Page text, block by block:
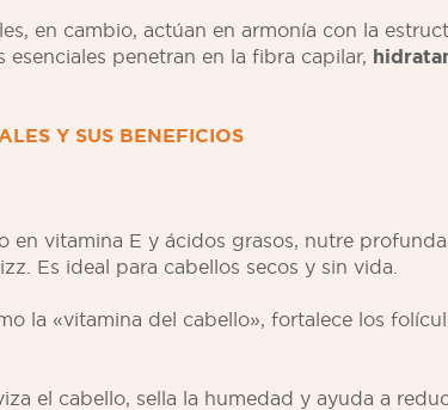
en cambio, actúan en armonía con la
esenciales penetran en la fibra capilar,
Y SUS BENEFICIOS
en vitamina E y ácidos grasos, nutre
Es ideal para cabellos secos y sin vida.
la «vitamina del cabello», fortalece los
el cabello, sella la humedad y ayuda a